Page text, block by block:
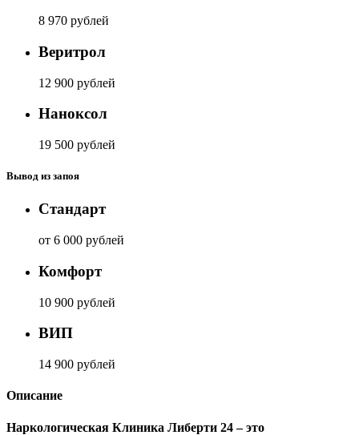
8 970 рублей
Веритрол
12 900 рублей
Наноксол
19 500 рублей
Вывод из запоя
Стандарт
от 6 000 рублей
Комфорт
10 900 рублей
ВИП
14 900 рублей
Описание
Наркологическая Клиника Либерти 24 – это